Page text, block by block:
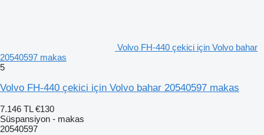
Volvo FH-440 çekici için Volvo bahar
20540597 makas
5
Volvo FH-440 çekici için Volvo bahar 20540597 makas
7.146 TL €130
Süspansiyon - makas
20540597